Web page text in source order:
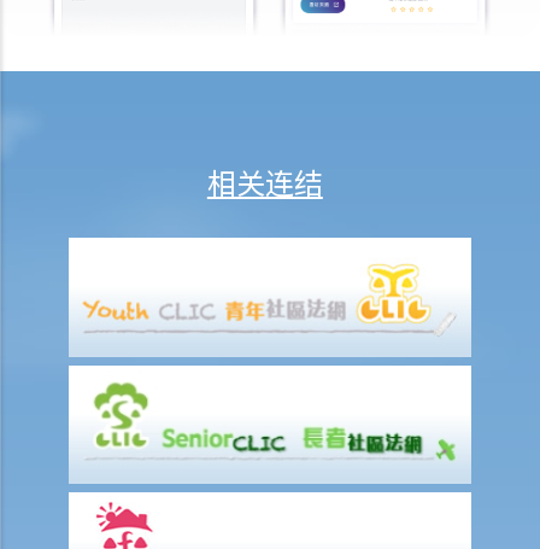
F. 当押商就损失或损害须负的法律责任
A. 市场上有哪些主要的银行贷款类型?
B. 贷款协议
2. 先决条件
3. 陈述及保证
4. 契约及承诺
6. 收费、佣金及费用
8. 违约—贷款人何时可以终止贷款协议，并要求还款及收取所有其他应
相关连结